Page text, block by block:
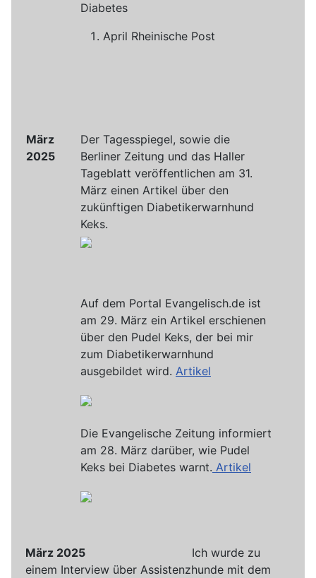
Diabetes
April Rheinische Post
März
2025
Der Tagesspiegel, sowie die
Berliner Zeitung und das Haller
Tageblatt veröffentlichen am 31.
März einen Artikel über den
zukünftigen Diabetikerwarnhund
Keks.
Auf dem Portal Evangelisch.de ist
am 29. März ein Artikel erschienen
über den Pudel Keks, der bei mir
zum Diabetikerwarnhund
ausgebildet wird. Artikel
Die Evangelische Zeitung informiert
am 28. März darüber, wie Pudel
Keks bei Diabetes warnt. Artikel
März 2025
Ich wurde zu
einem Interview über Assistenzhunde mit dem